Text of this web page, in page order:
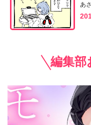
あ
編集部